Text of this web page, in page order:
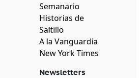
Semanario
Historias de
Saltillo
A la Vanguardia
New York Times
Newsletters